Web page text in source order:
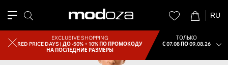
RU
EXCLUSIVE SHOPPING
RED PRICE DAYS |ДО -50% + 10% ПО ПРОМОКОДУ
НА ПОСЛЕДНИЕ РАЗМЕРЫ
ТОЛЬКО
С 07.08 ПО 09.08.26